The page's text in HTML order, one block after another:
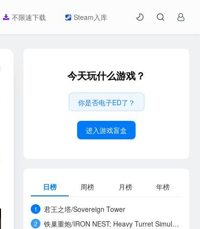
不限速下载 Steam入库
今天玩什么游戏？
你是否电子ED了？
进入游戏盲盒
日榜 周榜 月榜 年榜
1 君王之塔/Sovereign Tower
2 铁巢重炮/IRON NEST: Heavy Turret Simulator